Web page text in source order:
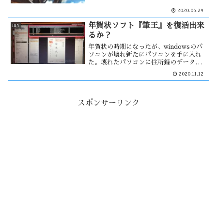
むと音が出るらしい。それ以来、音が出
は違う感じがする・・・
2020.06.29
DIY
年賀状ソフト『筆王』を復活出来
るか？
年賀状の時期になったが、windowsのパ
ソコンが壊れ新たにパソコンを手に入れ
た。壊れたパソコンに住所録のデーター
ターを取り込まなければならない。デー
2020.11.12
スポンサーリンク